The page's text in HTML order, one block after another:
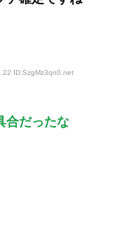
ID:SzgMz3qn0 .net
合だったな